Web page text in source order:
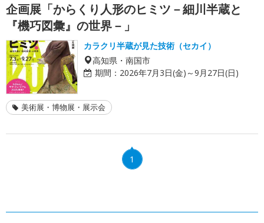
企画展「からくり人形のヒミツ－細川半蔵と
『機巧図彙』の世界－」
カラクリ半蔵が見た技術（セカイ）
高知県・南国市
期間： 2026年7月3日(金)～9月27日(日)
美術展・博物展・展示会
1